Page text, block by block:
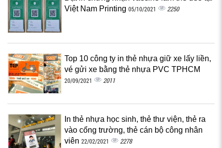
Việt Nam Printing 05/10/2021 2250
Top 10 công ty in thẻ nhựa giữ xe lấy liền,
vé gửi xe bằng thẻ nhựa PVC TPHCM
20/09/2021 2011
In thẻ nhựa học sinh, thẻ thư viện, thẻ ra
vào cổng trường, thẻ cán bộ công nhân
viên 22/02/2021 2278